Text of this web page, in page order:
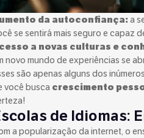
da autoconfiança:a
se sentirá mais seguro e capaz
a novas culturas e
novo mundo de experiências se
são apenas alguns dos
você busca crescimento
de Idiomas:
a popularização da internet, o